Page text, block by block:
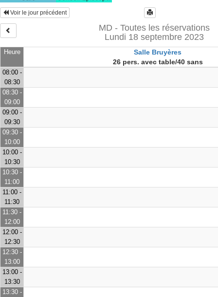
Heure
Salle Bruyères
26 pers. avec table/40 sans
Voir le jour précédent
MD - Toutes les réservations
Lundi 18 septembre 2023
08:00 -
08:30
08:30 -
09:00
09:00 -
09:30
09:30 -
10:00
10:00 -
10:30
10:30 -
11:00
11:00 -
11:30
11:30 -
12:00
12:00 -
12:30
12:30 -
13:00
13:00 -
13:30
13:30 -